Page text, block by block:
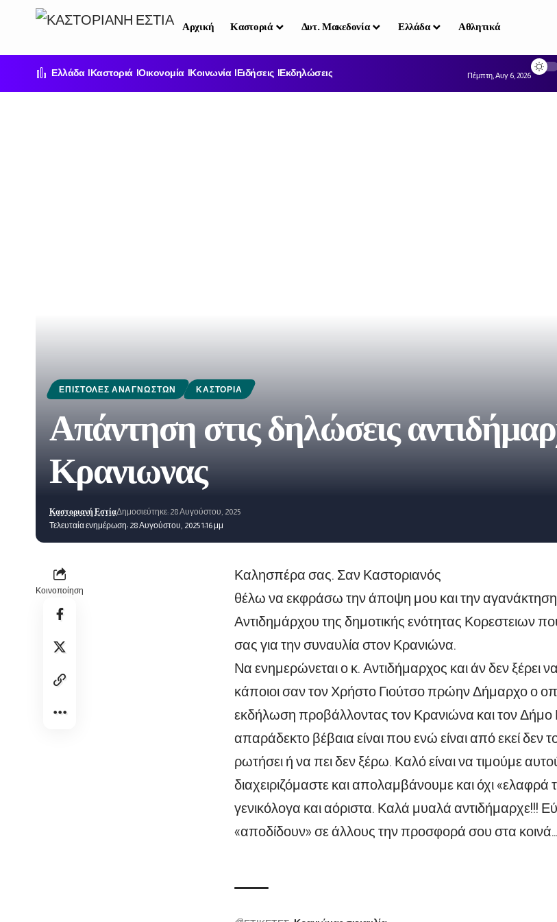
Αρχική Καστοριά Δυτ. Μακεδονία Ελλάδα Αθλητικά
Ελλάδα Καστοριά Οικονομία Κοινωνία Ειδήσεις Εκδηλώσεις Πέμπτη, Αυγ 6, 2026
ΕΠΙΣΤΟΛΈΣ ΑΝΑΓΝΩΣΤΏΝ ΚΑΣΤΟΡΙΆ
Απάντηση στις δηλώσεις
Κρανιωνας
Τελευταία ενημέρωση: 28 Αυγούστου, 2025 1:16 μμ
Καστοριανή ΕστίαΔημοσιεύτηκε: 28 Αυγούστου, 2025
Κοινοποίηση
Καλησπέρα σας. Σαν Καστοριανός
θέλω να εκφράσω την άποψη μου και την αγανάκτηση
Αντιδημάρχου της δημοτικής ενότητας Κορεστειων
σας για την συναυλία στον Κρανιώνα.
Να ενημερώνεται ο κ. Αντιδήμαρχος και άν δεν ξέρει
κάποιοι σαν τον Χρήστο Γιούτσο πρώην Δήμαρχο ο
εκδήλωση προβάλλοντας τον Κρανιώνα και τον Δήμο
απαράδεκτο βέβαια είναι που ενώ είναι από εκεί δεν
ρωτήσει ή να πει δεν ξέρω. Καλό είναι να τιμούμε
διαχειριζόμαστε και απολαμβάνουμε και όχι
γενικόλογα και αόριστα. Καλά μυαλά αντιδήμαρχε!!!
«αποδίδουν» σε άλλους την προσφορά σου στα